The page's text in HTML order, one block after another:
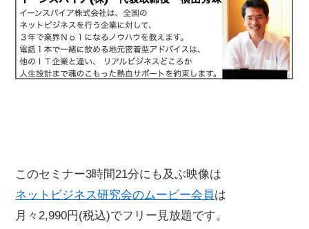
このセミナー3時間21分にも及ぶ映像は
ネットビジネス研究会のムービー会員は
月々2,990円(税込)でフリー見放題です。